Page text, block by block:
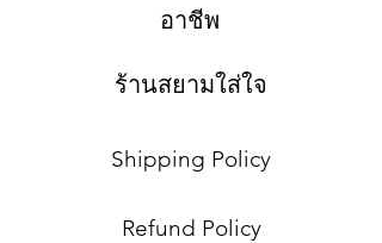
อาชีพ
ร้านสยามใส่ใจ
Shipping Policy
Refund Policy